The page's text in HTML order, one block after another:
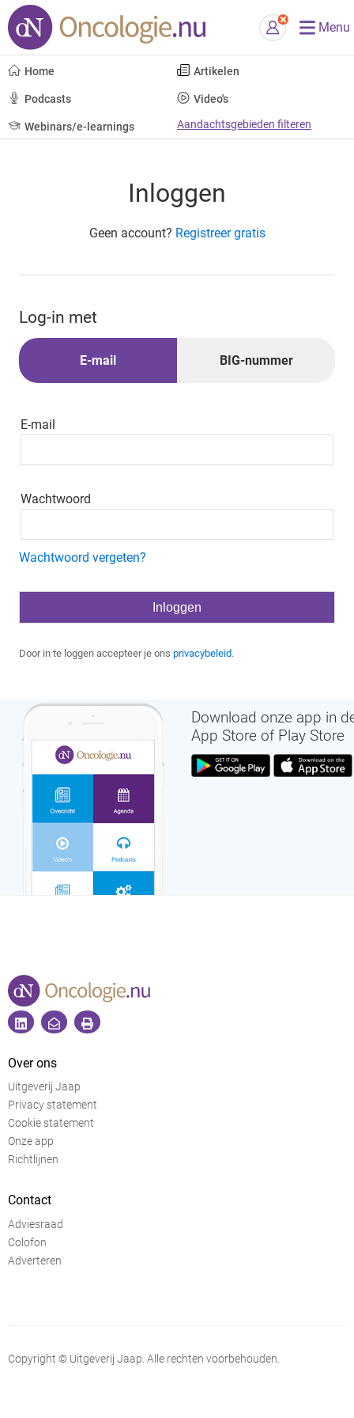
Menu
Home Artikelen
Podcasts Video's
Webinars/e-learnings Aandachtsgebieden filteren
Inloggen
Geen account? Registreer gratis
Log-in met
E-mail
E-mail
Wachtwoord
Wachtwoord vergeten?
Door in te loggen accepteer je ons privacybeleid.
BIG-nummer
Download onze app in
App Store of Play Store
Over ons
Uitgeverij Jaap
Privacy statement
Cookie statement
Onze app
Richtlijnen
Contact
Adviesraad
Colofon
Adverteren
Copyright © Uitgeverij Jaap. Alle rechten voorbehouden.